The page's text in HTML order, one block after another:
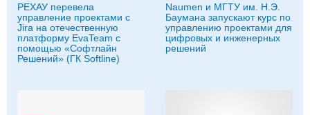
РЕХАУ перевела
управление проектами с
Jira на отечественную
платформу EvaTeam с
помощью «Софтлайн
Решений» (ГК Softline)
Naumen и МГТУ им. Н.Э.
Баумана запускают курс по
управлению проектами для
цифровых и инженерных
решений